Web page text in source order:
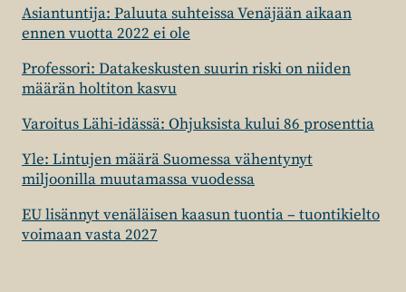
Asiantuntija: Paluuta suhteissa Venäjään aikaan
ennen vuotta 2022 ei ole
Professori: Datakeskusten suurin riski on niiden
määrän holtiton kasvu
Varoitus Lähi-idässä: Ohjuksista kului 86 prosenttia
Yle: Lintujen määrä Suomessa vähentynyt
miljoonilla muutamassa vuodessa
EU lisännyt venäläisen kaasun tuontia – tuontikielto
voimaan vasta 2027